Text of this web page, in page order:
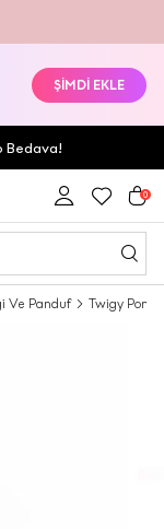
ŞİMDİ EKLE
Bedava!
0
Ve Panduf Twigy